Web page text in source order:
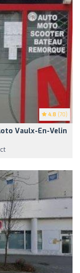
4.8 (70)
Vaulx-En-Velin